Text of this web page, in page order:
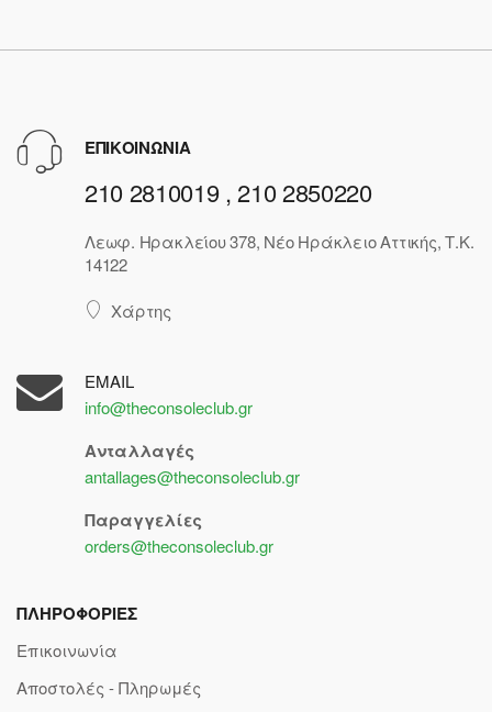
ΕΠΙΚΟΙΝΩΝΙΑ
210 2810019 , 210 2850220
Λεωφ. Ηρακλείου 378, Νέο Ηράκλειο Αττικής, Τ.Κ.
14122
Χάρτης
EMAIL
info@theconsoleclub.gr
Ανταλλαγές
antallages@theconsoleclub.gr
Παραγγελίες
orders@theconsoleclub.gr
ΠΛΗΡΟΦΟΡΙΕΣ
Επικοινωνία
Αποστολές - Πληρωμές